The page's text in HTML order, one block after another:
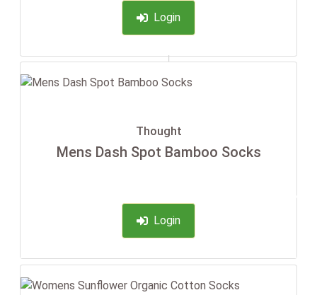
Login
Thought
Mens Dash Spot Bamboo Socks
Login
-35%